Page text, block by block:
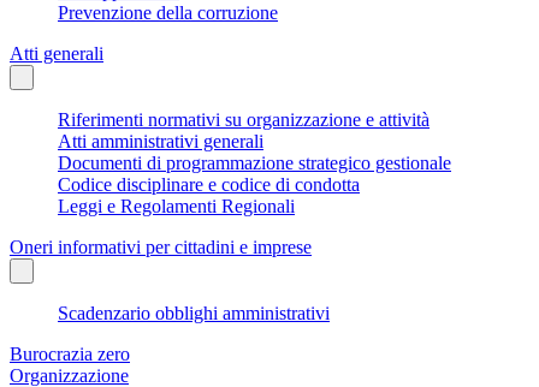
Prevenzione della corruzione
Atti generali
Riferimenti normativi su organizzazione e attività
Atti amministrativi generali
Documenti di programmazione strategico gestionale
Codice disciplinare e codice di condotta
Leggi e Regolamenti Regionali
Oneri informativi per cittadini e imprese
Scadenzario obblighi amministrativi
Burocrazia zero
Organizzazione